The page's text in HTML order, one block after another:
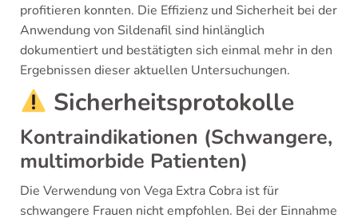
profitieren konnten. Die Effizienz und Sicherheit bei der
Anwendung von Sildenafil sind hinlänglich
dokumentiert und bestätigten sich einmal mehr in den
Ergebnissen dieser aktuellen Untersuchungen.
Sicherheitsprotokolle
Kontraindikationen (Schwangere,
multimorbide Patienten)
Die Verwendung von Vega Extra Cobra ist für
schwangere Frauen nicht empfohlen. Bei der Einnahme